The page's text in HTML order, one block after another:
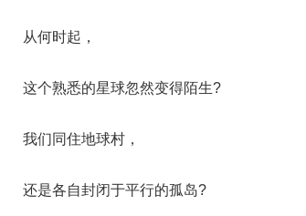
从何时起，
这个熟悉的星球忽然变得陌生?
我们同住地球村，
还是各自封闭于平行的孤岛?